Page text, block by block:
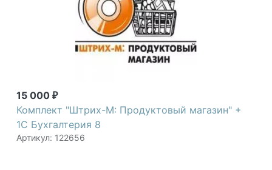
15 000 ₽
Комплект "Штрих-М: Продуктовый магазин" +
1С Бухгалтерия 8
Артикул: 122656